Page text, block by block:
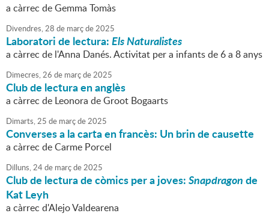
a càrrec de Gemma Tomàs
Divendres,28 de marçde2025
Laboratori de lectura:Els Naturalistes
a càrrec de l'Anna Danés. Activitat per a infants de 6 a 8 anys
Dimecres,26 de marçde2025
Club de lectura en anglès
a càrrec de Leonora de Groot Bogaarts
Dimarts,25 de marçde2025
Converses a la carta en francès: Un brin de causette
a càrrec de Carme Porcel
Dilluns,24de marçde2025
Club de lectura de còmics per a joves:Snapdragonde
Kat Leyh
a càrrec d'Alejo Valdearena